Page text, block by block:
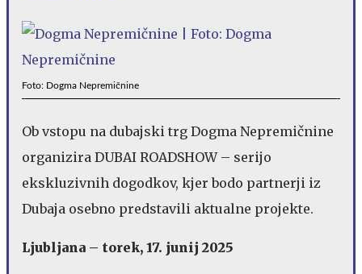
Foto: Dogma Nepremičnine
Ob vstopu na dubajski trg Dogma Nepremičnine
organizira DUBAI ROADSHOW – serijo
ekskluzivnih dogodkov, kjer bodo partnerji iz
Dubaja osebno predstavili aktualne projekte.
Ljubljana – torek, 17. junij 2025